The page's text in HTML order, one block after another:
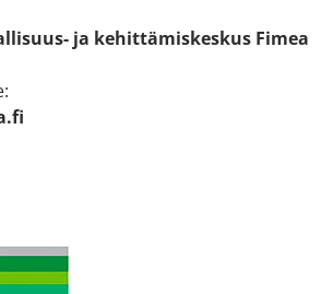
ja kehittämiskeskus Fimea